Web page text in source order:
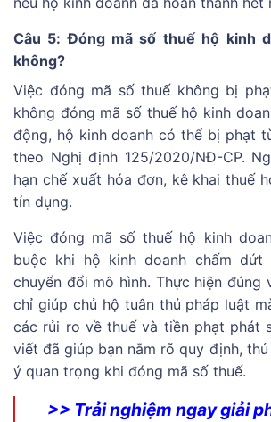
Câu 5: Đóng mã số thuế hộ kinh
không?
Việc đóng mã số thuế không bị
không đóng mã số thuế hộ kinh
động, hộ kinh doanh có thể bị phạt
theo Nghị định 125/2020/NĐ-CP.
hạn chế xuất hóa đơn, kê khai thuế
tín dụng.
Việc đóng mã số thuế hộ kinh
buộc khi hộ kinh doanh chấm dứt
chuyển đổi mô hình. Thực hiện đúng
chỉ giúp chủ hộ tuân thủ pháp luật
các rủi ro về thuế và tiền phạt phát
viết đã giúp bạn nắm rõ quy định,
ý quan trọng khi đóng mã số thuế.
>> Trải nghiệm ngay giải